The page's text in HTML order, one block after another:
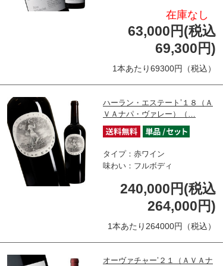
在庫なし
63,000円(税込
69,300円)
1本あたり69300円（税込）
ハーラン・エステート’１８（Ａ
ＶＡナパ・ヴァレー）（…
タイプ：赤ワイン
味わい：フルボディ
240,000円(税込
264,000円)
1本あたり264000円（税込）
オーヴァチャー’２１（ＡＶＡナ